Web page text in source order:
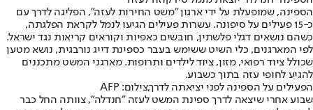
הספינה, שמופעלת על ידי ארגון ״משט החירות לעזה״, הפליגה לדרך עם
כ-15 פעילים על סיפונה. עשרות פעילים הגיעו לנמל לקראת הפלגתה,
כשהם נושאים דגלי פלשתין, חובשים כאפיות וקוראים קריאות נגד ישראל.
לפי המארגנים, כלי השיט ששימש בעבר כספינת דייג נורבגית, נושא מטען
שכולל ציוד רפואי, מזון, ציוד לילדים ותרופות. מארגני המשט מתכננים
להגיע לחופי עזה בתוך כשבוע.
הפעילים על הספינה לפני יציאתה לדרך,צילום: AFP
שבוע אחרי שיצאה לדרך ספינת המשט לעזה ״חנדלה״, צוותה החל כבר